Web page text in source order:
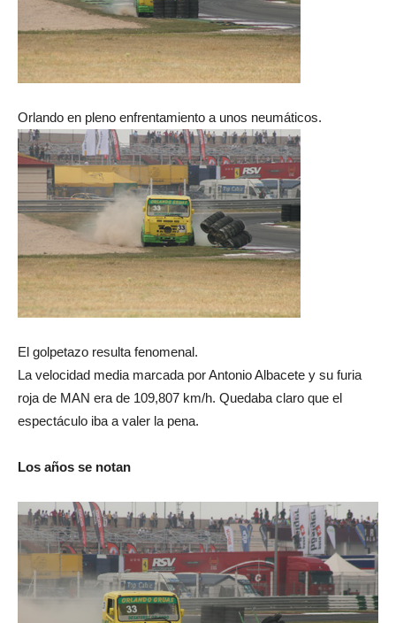
Orlando en pleno enfrentamiento a unos neumáticos.
El golpetazo resulta fenomenal.
La velocidad media marcada por Antonio Albacete y su furia
roja de MAN era de 109,807 km/h. Quedaba claro que el
espectáculo iba a valer la pena.
Los años se notan